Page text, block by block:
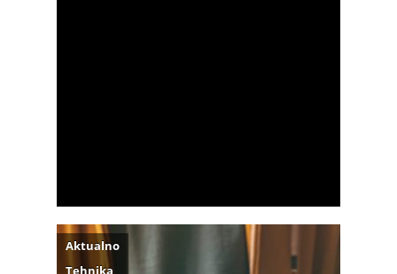
Aktualno
Tehnika